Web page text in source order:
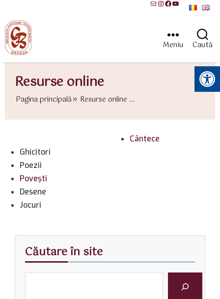
MailInstagram
Facebook
YouTube
Meniu Caută
Instrumente pentru accesibilitate
Resurse online
Pagina principală Resurse online ...
Cântece
Ghicitori
Poezii
Poveşti
Desene
Jocuri
Căutare în site